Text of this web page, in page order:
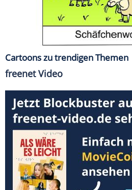
Cartoons zu trendigen Themen
freenet Video